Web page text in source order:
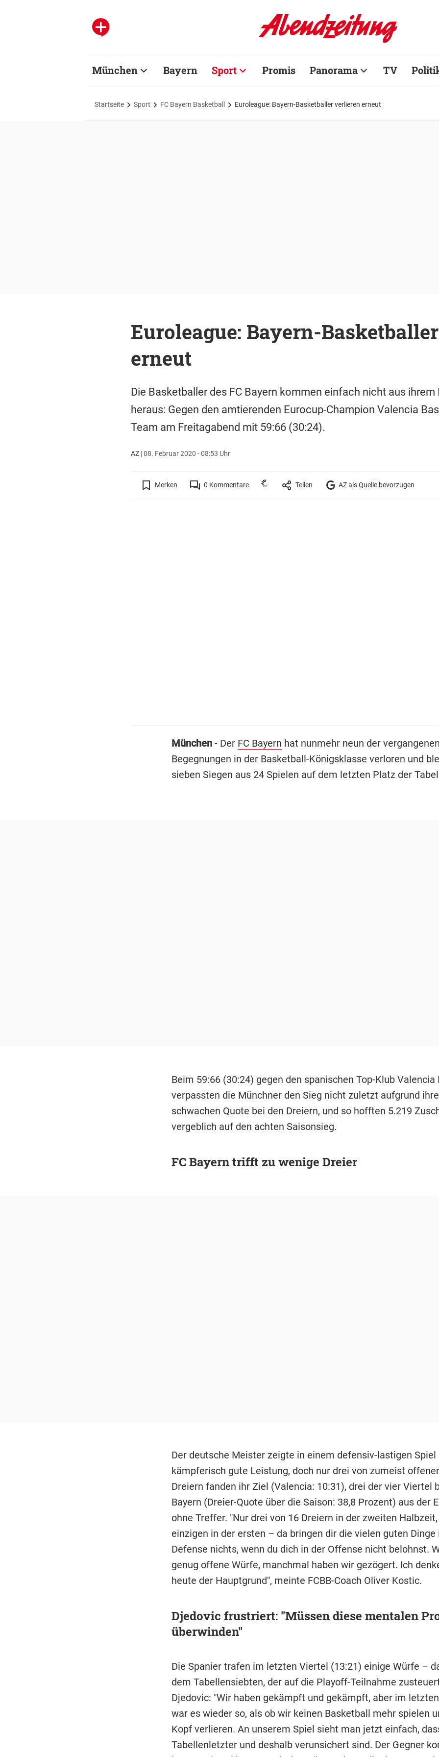
München Bayern Sport Promis Panorama TV
Startseite Sport FC Bayern Basketball Euroleague: Bayern-Basketballer verlieren erneut
Euroleague: Bayern-
erneut
Die Basketballer des FC Bayern kommen einfach nicht aus ihrem
heraus: Gegen den amtierenden Eurocup-Champion Valencia
Team am Freitagabend mit 59:66 (30:24).
AZ|08. Februar 2020 - 08:53 Uhr
Merken 0 Kommentare Teilen AZ als Quelle bevorzugen
München- Der FC Bayern hat nunmehr neun der
Begegnungen in der Basketball-Königsklasse verloren und
sieben Siegen aus 24 Spielen auf dem letzten Platz der
Beim 59:66 (30:24) gegen den spanischen Top-Klub Valencia
verpassten die Münchner den Sieg nicht zuletzt aufgrund
schwachen Quote bei den Dreiern, und so hofften 5.219
vergeblich auf den achten Saisonsieg.
FC Bayern trifft zu wenige Dreier
Der deutsche Meister zeigte in einem defensiv-lastigen Spiel
kämpferisch gute Leistung, doch nur drei von zumeist
Dreiern fanden ihr Ziel (Valencia: 10:31), drei der vier Viertel
Bayern (Dreier-Quote über die Saison: 38,8 Prozent) aus der
ohne Treffer. "Nur drei von 16 Dreiern in der zweiten
einzigen in der ersten – da bringen dir die vielen guten Dinge
Defense nichts, wenn du dich in der Offense nicht belohnst.
genug offene Würfe, manchmal haben wir gezögert. Ich
heute der Hauptgrund", meinte FCBB-Coach Oliver Kostic.
Djedovic frustriert: "Müssen diese mentalen
überwinden"
Die Spanier trafen im letzten Viertel (13:21) einige Würfe –
dem Tabellensiebten, der auf die Playoff-Teilnahme
Djedovic: "Wir haben gekämpft und gekämpft, aber im
war es wieder so, als ob wir keinen Basketball mehr spielen
Kopf verlieren. An unserem Spiel sieht man jetzt einfach,
Tabellenletzter und deshalb verunsichert sind. Der Gegner